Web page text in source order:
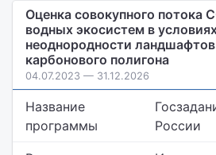
Оценка совокупного потока
водных экосистем в
неоднородности
карбонового полигона
04.07.2023 — 31.12.2026
Название
программы
России